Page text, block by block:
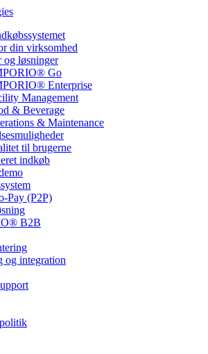
din virksomhed
og løsninger
Go
Enterprise
Management
& Beverage
& Maintenance
til brugerne
indkøb
Pay (P2P)
B2B
og integration